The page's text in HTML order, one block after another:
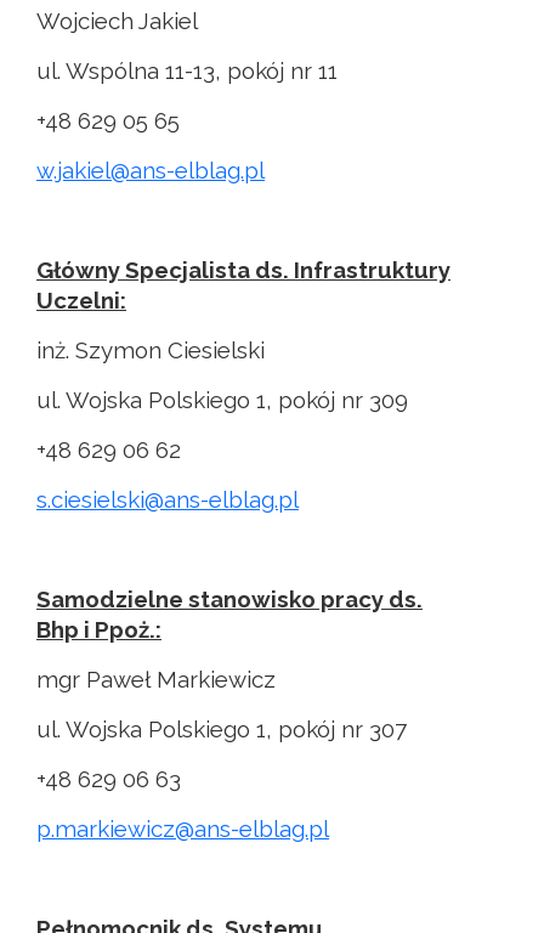
Wojciech Jakiel
ul. Wspólna 11-13, pokój nr 11
+48 629 05 65
w.jakiel@ans-elblag.pl
Główny Specjalista ds. Infrastruktury
Uczelni:
inż. Szymon Ciesielski
ul. Wojska Polskiego 1, pokój nr 309
+48 629 06 62
s.ciesielski@ans-elblag.pl
Samodzielne stanowisko pracy ds.
Bhp i Ppoż.:
mgr Paweł Markiewicz
ul. Wojska Polskiego 1, pokój nr 307
+48 629 06 63
p.markiewicz@ans-elblag.pl